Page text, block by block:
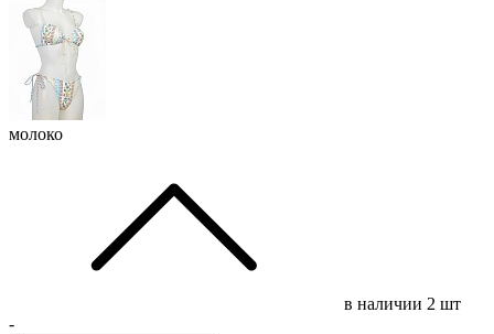
молоко
в наличии 2 шт
-